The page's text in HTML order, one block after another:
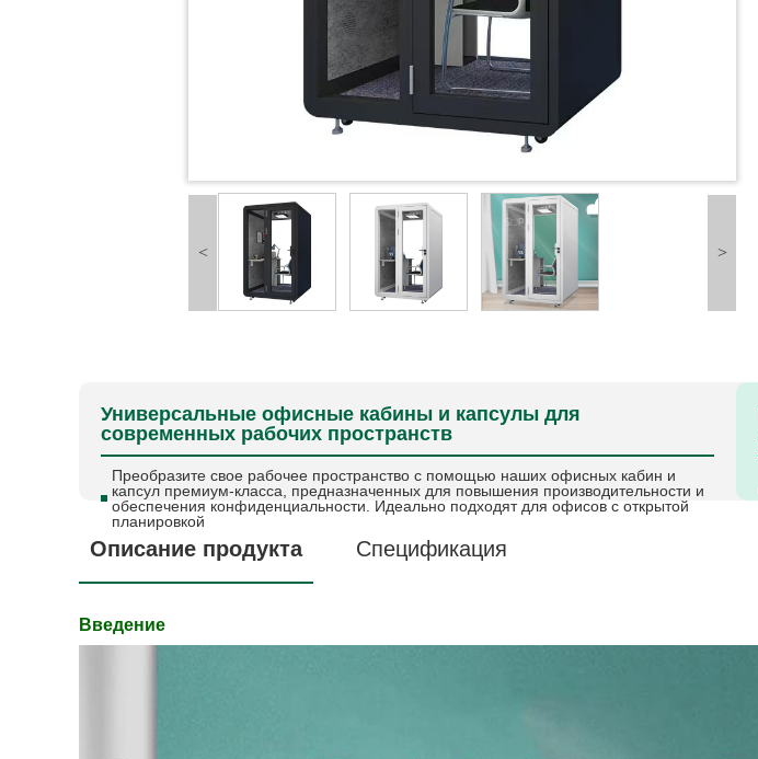
< >
Универсальные офисные кабины и капсулы для
современных рабочих пространств
Преобразите свое рабочее пространство с помощью наших офисных кабин и
капсул премиум-класса, предназначенных для повышения производительности и
обеспечения конфиденциальности. Идеально подходят для офисов с открытой
планировкой
Описание продукта Спецификация
Введение